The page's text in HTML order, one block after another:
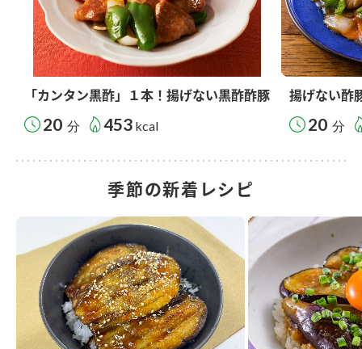
「カンタン黒酢」１本！揚げない黒酢酢豚
20 分 453 kcal
揚げない酢
20 分
季節の新着レシピ